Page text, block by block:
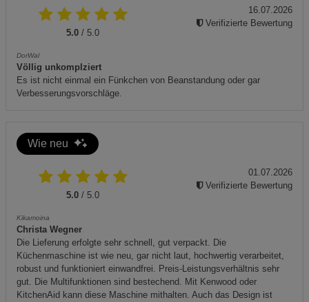
5.0 / 5.0
DorWal
Völlig unkomplziert
Es ist nicht einmal ein Fünkchen von Beanstandung oder gar
Verbesserungsvorschläge.
16.07.2026
Verifizierte Bewertung
Wie neu
5.0 / 5.0
Kikamoina
Christa Wegner
Die Lieferung erfolgte sehr schnell, gut verpackt. Die
Küchenmaschine ist wie neu, gar nicht laut, hochwertig verarbeitet,
robust und funktioniert einwandfrei. Preis-Leistungsverhältnis sehr
gut. Die Multifunktionen sind bestechend. Mit Kenwood oder
KitchenAid kann diese Maschine mithalten. Auch das Design ist
01.07.2026
Verifizierte Bewertung